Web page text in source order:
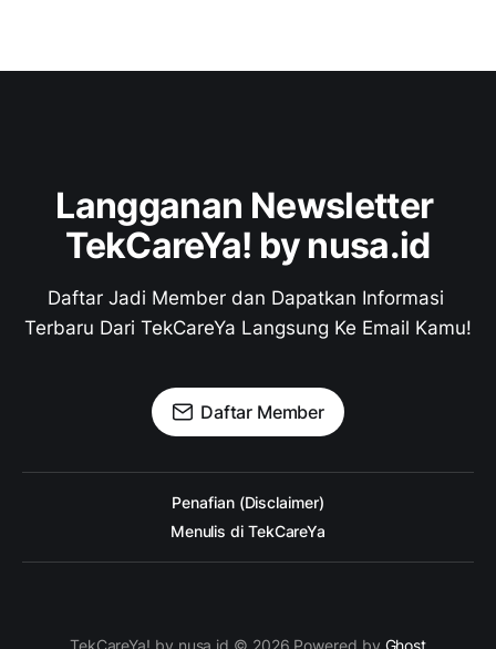
Langganan Newsletter
TekCareYa! by nusa.id
Daftar Jadi Member dan Dapatkan Informasi
Terbaru Dari TekCareYa Langsung Ke Email Kamu!
Daftar Member
Penafian (Disclaimer)
Menulis di TekCareYa
TekCareYa! by nusa.id © 2026 Powered by Ghost